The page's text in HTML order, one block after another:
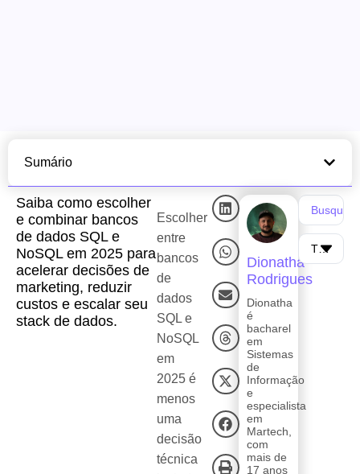
Saiba como escolher
e combinar bancos
de dados SQL e
NoSQL em 2025 para
acelerar decisões de
marketing, reduzir
custos e escalar seu
stack de dados.
Escolher
entre
bancos
de
dados
SQL e
NoSQL
em
2025 é
menos
uma
decisão
técnica
Dionatha
Rodrigues
Dionatha
é
bacharel
em
Sistemas
de
Informação
e
especialista
em
Martech,
com
mais de
17 anos
Sumário